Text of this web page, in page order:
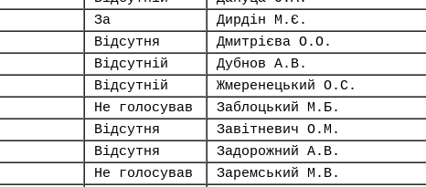
За Дирдін М.Є.
Відсутня Дмитрієва О.О.
Відсутній Дубнов А.В.
Відсутній Жмеренецький О.С.
Не голосував Заблоцький М.Б.
Відсутня Завітневич О.М.
Відсутня Задорожний А.В.
Не голосував Заремський М.В.